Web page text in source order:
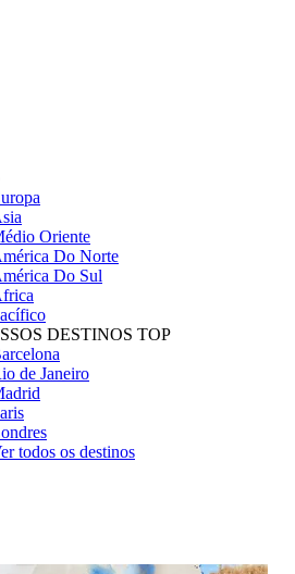
Oriente
Do Norte
Do Sul
DESTINOS TOP
de Janeiro
todos os destinos